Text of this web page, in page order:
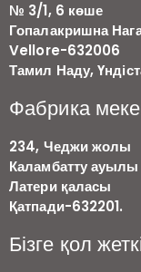
№ 3/1, 6 көше
Гопалакришна
Vellore-632006
Тамил Наду,
Фабрика
234, Чеджи жолы
Каламбатту ауылы
Латери қаласы
Қатпади-632201.
Бізге қол